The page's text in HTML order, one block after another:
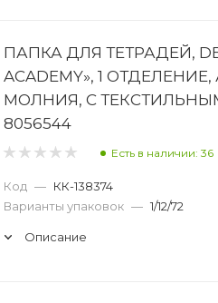
ПАПКА ДЛЯ ТЕТРАДЕЙ,
ACADEMY», 1
МОЛНИЯ, С
8056544
Есть в наличии: 36
Код — КК-138374
Варианты упаковок — 1/12/72
Описание